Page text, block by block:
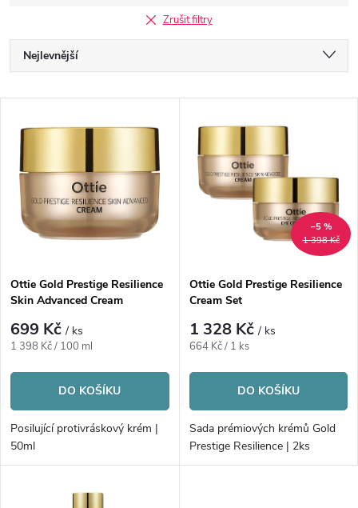
Zrušit filtry
Ř
a
z
e
n
p
r
o
d
u
Nejlevnější
V
ý
p
s
p
r
o
d
u
Ottie Gold Prestige Resilience
Skin Advanced Cream
699 Kč/ ks
Měrná
1 398 Kč / 100 ml
DO KOŠÍKU
Posilující protivráskový krém |
50ml
1 398 Kč
–5 %
Ottie Gold Prestige Resilience
Cream Set
1 328 Kč/ ks
Měrná
664 Kč / 1 ks
DO KOŠÍKU
Sada prémiových krémů Gold
Prestige Resilience | 2ks